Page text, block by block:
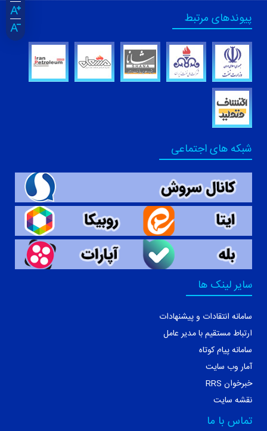
پیوندهای مرتبط
شبکه های اجتماعی
سایر لینک ها
سامانه انتقادات و پیشنهادات
ارتباط مستقیم با مدیر عامل
سامانه پیام کوتاه
آمار وب سایت
خبرخوان RRS
نقشه سایت
تماس با ما